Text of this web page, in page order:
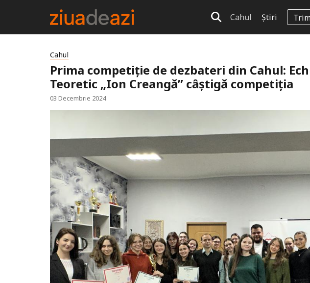
Cahul Știri
Cahul
Prima competiție de dezbateri din Cahul:
Teoretic „Ion Creangă” câștigă competiția
03 Decembrie 2024